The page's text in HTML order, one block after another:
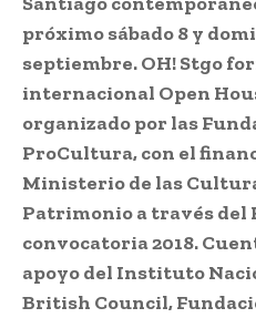
próximo sábado 8 y
septiembre.OH! Stgo
internacional Open
organizado por las
ProCultura, con el
Ministerio de las
Patrimonio a través del
convocatoria 2018.
apoyo del Instituto
British Council,